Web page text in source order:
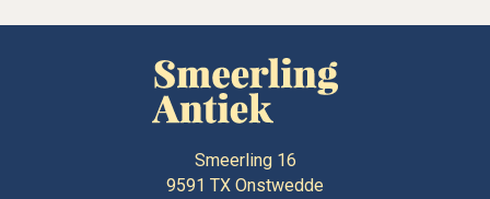
Smeerling 16
9591 TX Onstwedde